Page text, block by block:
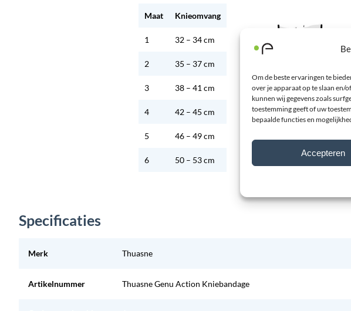
Om de beste ervaringen te
over je apparaat op te slaan en/
kunnen wij gegevens zoals
toestemming geeft of uw
bepaalde functies en
Accepteren
Maat Knieomvang
1 32 – 34 cm
2 35 – 37 cm
3 38 – 41 cm
4 42 – 45 cm
5 46 – 49 cm
6 50 – 53 cm
Specificaties
Merk Thuasne
Artikelnummer Thuasne Genu Action Kniebandage